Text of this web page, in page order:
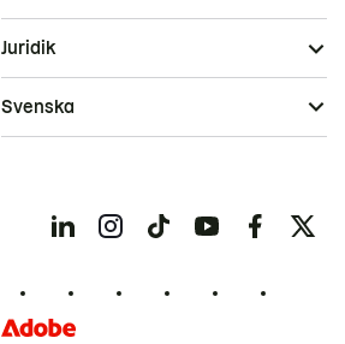
Juridik
Svenska